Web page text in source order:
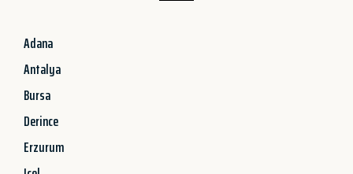
Adana
Antalya
Bursa
Derince
Erzurum